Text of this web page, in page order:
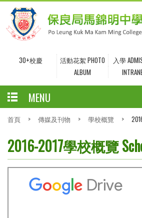
30+校慶
活動花絮 PHOTO
ALBUM
入學
MENU
首頁 > 傳媒及刊物 > 學校概覽 >
2016-2017學校概覽